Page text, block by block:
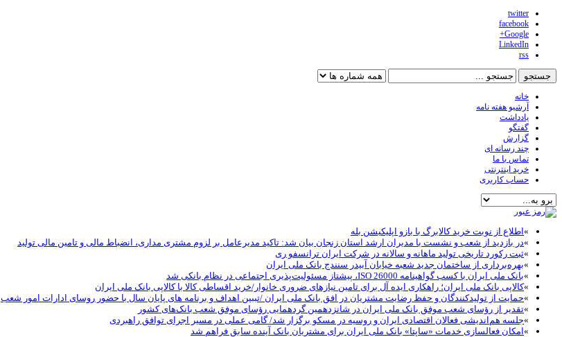
twitter
facebook
Google+
LinkedIn
rss
خانه
آرشیو هفته نامه
یادداشت
گفتگو
گزارش
چند رسانه ای
تماس با ما
خرید اینترنتی
حساب کاربری
»اطلاع از نوبت خرید کالابرگ با بازو اپلیکیشن بله
»در بازدید از شعب و نشست با مدیران ارشد استان زنجان بیان شد: تاکید مدیرعامل بر لزوم مشتری مداری، انضباط مالی و تامین مالی تولید
»ثبت رکورد تاریخی تولید ماهانه و سالانه در شرکت ایران ترانسفو ری
»بهره‌برداری از ساختمان جدید شعبه خیابان آبیدر سنندج بانک ملی ایران
»بانک ملی ایران با کسب گواهینامه ISO 26000، پیشتاز مسئولیت‌پذیری اجتماعی در نظام بانکی شد
»کالاپی بانک ملی ایران؛ راهکاری ایده آل برای تامین نیازهای ضروری خانوار/خرید اقساطی کالا با کالاپی بانک ملی ایران
»حمایت از تولیدکنندگان و حفظ رضایت مشتریان در افق بانک ملی ایران /تببین اهداف و برنامه های پایان سال با حضور روسای ادارات امور شعب
»تقدیر از رؤسای شعب موفق بانک ملی ایران در شانزدهمین گردهمایی رؤسای موفق شعب بانک‌های کشور
»جلسه هم‌اندیشی فعالان اقتصادی ایران و روسیه در مسکو برگزار شد/ گامی عملی در مسیر اجرای توافق راهبردی
»امکان فعالسازی خدمات «ساپتا» بانک ملی ایران برای مشتریان بانک آینده سابق فراهم شد